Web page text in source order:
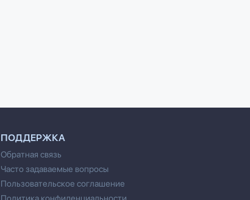
ПОДДЕРЖКА
Обратная связь
Часто задаваемые вопросы
Пользовательское соглашение